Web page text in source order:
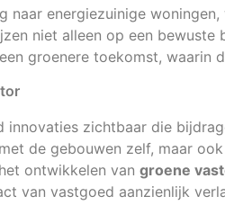
naar energiezuinige
niet alleen op een bewuste
groenere toekomst, waarin
zichtbaar die
de gebouwen zelf, maar
ontwikkelen van groene
van vastgoed aanzienlijk